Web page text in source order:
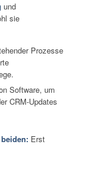
und
sie
Prozesse
Software, um
CRM-Updates
Erst